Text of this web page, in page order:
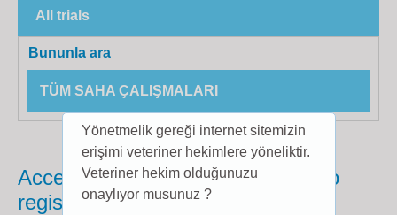
All trials
Bununla ara
TÜM SAHA ÇALIŞMALARI
Access to this page is restricted to
registered users.
Yönetmelik gereği internet sitemizin
erişimi veteriner hekimlere yöneliktir.
Veteriner hekim olduğunuzu
onaylıyor musunuz ?